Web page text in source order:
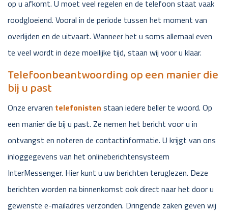
op u afkomt. U moet veel regelen en de telefoon staat vaak
roodgloeiend. Vooral in de periode tussen het moment van
overlijden en de uitvaart. Wanneer het u soms allemaal even
te veel wordt in deze moeilijke tijd, staan wij voor u klaar.
Telefoonbeantwoording op een manier die
bij u past
Onze ervaren telefonisten staan iedere beller te woord. Op
een manier die bij u past. Ze nemen het bericht voor u in
ontvangst en noteren de contactinformatie. U krijgt van ons
inloggegevens van het onlineberichtensysteem
InterMessenger. Hier kunt u uw berichten teruglezen. Deze
berichten worden na binnenkomst ook direct naar het door u
gewenste e-mailadres verzonden. Dringende zaken geven wij